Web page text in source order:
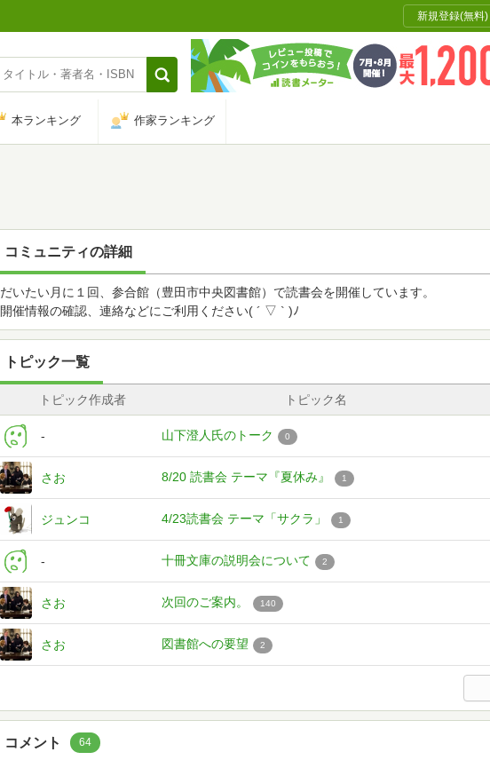
新規登録(無料)
本ランキング 作家ランキング
コミュニティの詳細
だいたい月に１回、参合館（豊田市中央図書館）で読書会を開催しています。
開催情報の確認、連絡などにご利用ください( ´ ▽ ` )ﾉ
トピック一覧
トピック作成者 トピック名
- 山下澄人氏のトーク 0
さお 8/20 読書会 テーマ『夏休み』 1
ジュンコ 4/23読書会 テーマ「サクラ」 1
- 十冊文庫の説明会について 2
さお 次回のご案内。 140
さお 図書館への要望 2
コメント 64